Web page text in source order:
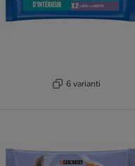
6 varianti